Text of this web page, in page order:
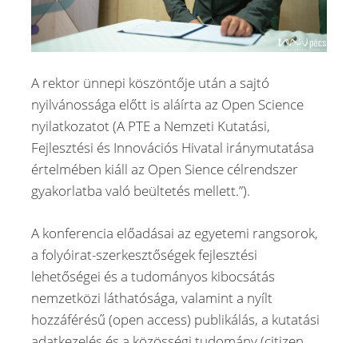
A rektor ünnepi köszöntője után a sajtó
nyilvánossága előtt is aláírta az Open Science
nyilatkozatot (A PTE a Nemzeti Kutatási,
Fejlesztési és Innovációs Hivatal iránymutatása
értelmében kiáll az Open Sience célrendszer
gyakorlatba való beültetés mellett.”).
A konferencia előadásai az egyetemi rangsorok,
a folyóirat-szerkesztőségek fejlesztési
lehetőségei és a tudományos kibocsátás
nemzetközi láthatósága, valamint a nyílt
hozzáférésű (open access) publikálás, a kutatási